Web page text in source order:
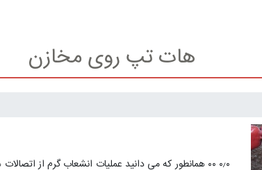
هات تپ روی مخازن
۰٫۰ ۰۰ همانطور که می دانید عملیات انشعاب گرم از